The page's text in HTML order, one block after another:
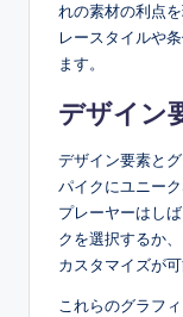
れの素材の利点
レースタイルや
ます。
デザイン
デザイン要素と
パイクにユニー
プレーヤーはし
クを選択するか
カスタマイズが可
これらのグラフ